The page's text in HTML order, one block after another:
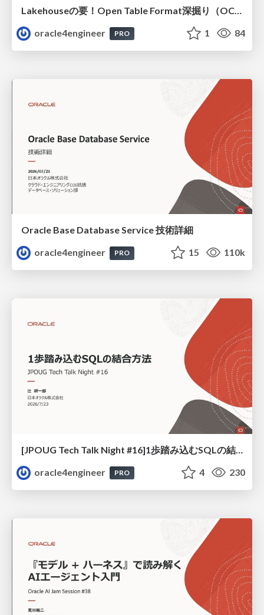
Lakehouseの要！Open Table Format深掘り（OCHaCafe Season 11 #6）
oracle4engineer
PRO 1 84
Oracle Base Database Service 技術詳細
oracle4engineer
PRO 15 110k
[JPOUG Tech Talk Night #16]1歩踏み込むSQLの結合方法
oracle4engineer
PRO 4 230